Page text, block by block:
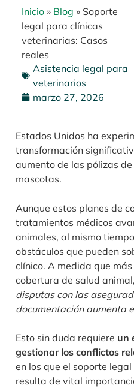
Inicio » Blog » Soporte
legal para clínicas
veterinarias: Casos
reales
Asistencia legal para
veterinarios
marzo 27, 2026
Estados Unidos ha
transformación
aumento de las pólizas
mascotas.
Aunque estos planes de
tratamientos médicos
animales, al mismo
obstáculos que pueden
clínico. A medida que
cobertura de salud
disputas con las
documentación aumenta
Esto sin duda requiere un
gestionar los conflictos
en los que el soporte
resulta de vital